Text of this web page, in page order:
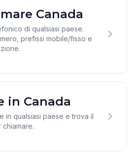
Canada
di qualsiasi paese.
prefissi mobile/fisso e
in Canada
in qualsiasi paese e trova il